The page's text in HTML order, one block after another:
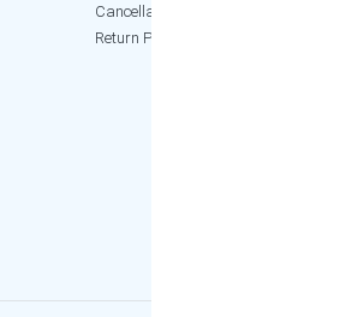
Cancellation Policy
Return Policy